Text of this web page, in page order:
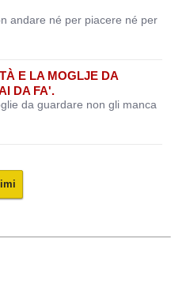
andare né per piacere né per
E LA MOGLJE DA
DA FA'.
da guardare non gli manca